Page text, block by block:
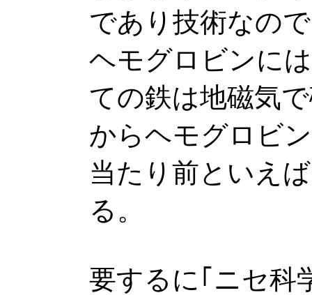
であり技術なの
ヘモグロビンに
ての鉄は地磁気
からヘモグロビ
当たり前といえ
る。
要するに｢ニセ科